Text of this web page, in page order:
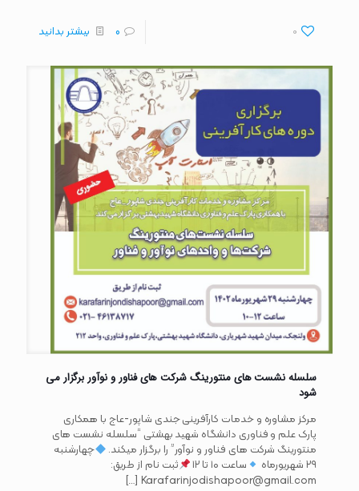
0
0 بیشتر بدانید
سلسله نشست های منتورینگ شرکت های فناور و نوآور برگزار می
شود
مرکز مشاوره و خدمات کارآفرینی جندی شاپور-عاج با همکاری
پارک علم و فناوری دانشگاه شهید بهشتی “سلسله نشست های
منتورینگ شرکت های فناور و نوآور” را برگزار میکند.
چهارشنبه
۲۹ شهریورماه
ساعت ۱۰ تا ۱۲
ثبت نام از طریق:
Karafarinjodishapoor@gmail.com
[…]